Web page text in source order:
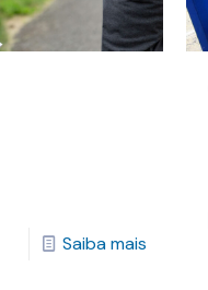
Saiba mais